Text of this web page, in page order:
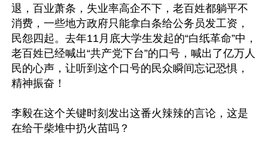
退，百业萧条，失业率高企不下，老百姓都躺平不
消费，一些地方政府只能拿白条给公务员发工资，
民怨四起。去年11月底大学生发起的“白纸革命”中，
老百姓已经喊出“共产党下台”的口号，喊出了亿万人
民的心声，让听到这个口号的民众瞬间忘记恐惧，
精神振奋！
李毅在这个关键时刻发出这番火辣辣的言论，这是
在给干柴堆中扔火苗吗？